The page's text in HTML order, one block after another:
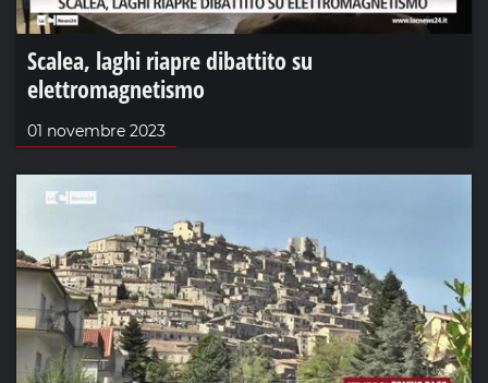
Scalea, laghi riapre dibattito su
elettromagnetismo
01 novembre 2023